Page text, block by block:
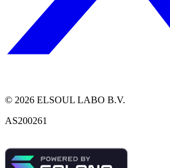
© 2026 ELSOUL LABO B.V.
AS200261